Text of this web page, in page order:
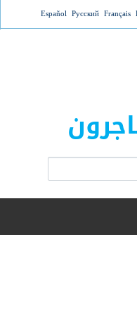
Français
Русский
Español